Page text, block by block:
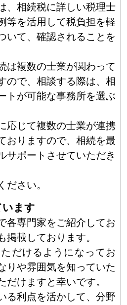
、相続税に詳しい税理士
等を活用して税負担を軽
いて、確認されることを
は複数の士業が関わって
ので、相談する際は、相
トが可能な事務所を選ぶ
応じて複数の士業が連携
おりますので、相続を最
サポートさせていただき
ださい。
います
各専門家をご紹介してお
掲載しております。
だけるようになってお
りや雰囲気を知っていた
だけますと幸いです。
る利点を活かして、分野